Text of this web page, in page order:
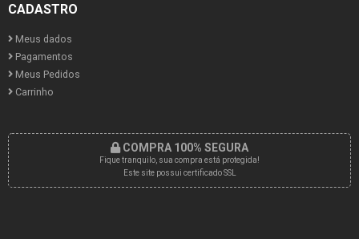
CADASTRO
Meus dados
Pagamentos
Meus Pedidos
Carrinho
COMPRA 100% SEGURA
Fique tranquilo, sua compra está protegida!
Este site possui certificado SSL